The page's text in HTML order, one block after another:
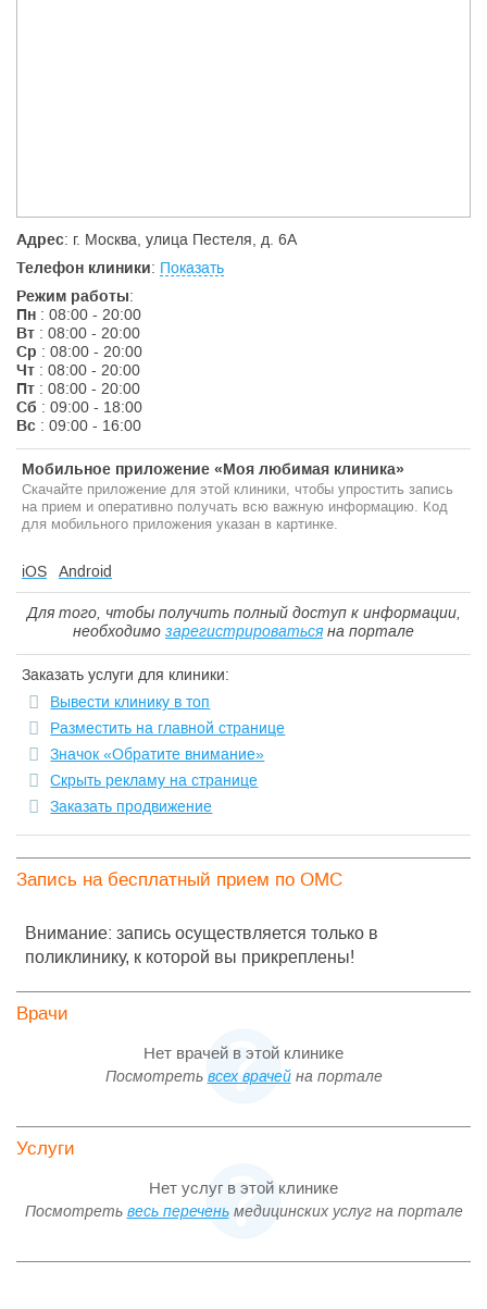
Адрес: г. Москва, улица Пестеля, д. 6А
Телефон клиники: Показать
Режим работы:
Пн : 08:00 - 20:00
Вт : 08:00 - 20:00
Ср : 08:00 - 20:00
Чт : 08:00 - 20:00
Пт : 08:00 - 20:00
Сб : 09:00 - 18:00
Вс : 09:00 - 16:00
Мобильное приложение «Моя любимая клиника»
Скачайте приложение для этой клиники, чтобы упростить запись
на прием и оперативно получать всю важную информацию. Код
для мобильного приложения указан в картинке.
iOS Android
Для того, чтобы получить полный доступ к информации,
необходимо зарегистрироватьсяна портале
Заказать услуги для клиники:
Вывести клинику в топ
Разместить на главной странице
Значок «Обратите внимание»
Скрыть рекламу на странице
Заказать продвижение
Запись на бесплатный прием по ОМС
Внимание: запись осуществляется только в
поликлинику, к которой вы прикреплены!
Врачи
Нет врачей в этой клинике
Посмотреть всех врачейна портале
Услуги
Нет услуг в этой клинике
Посмотреть весь переченьмедицинских услуг на портале